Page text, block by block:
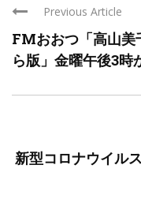
Previous Article
FMおおつ「高山美
ら版」金曜午後3時
新型コロナウイル